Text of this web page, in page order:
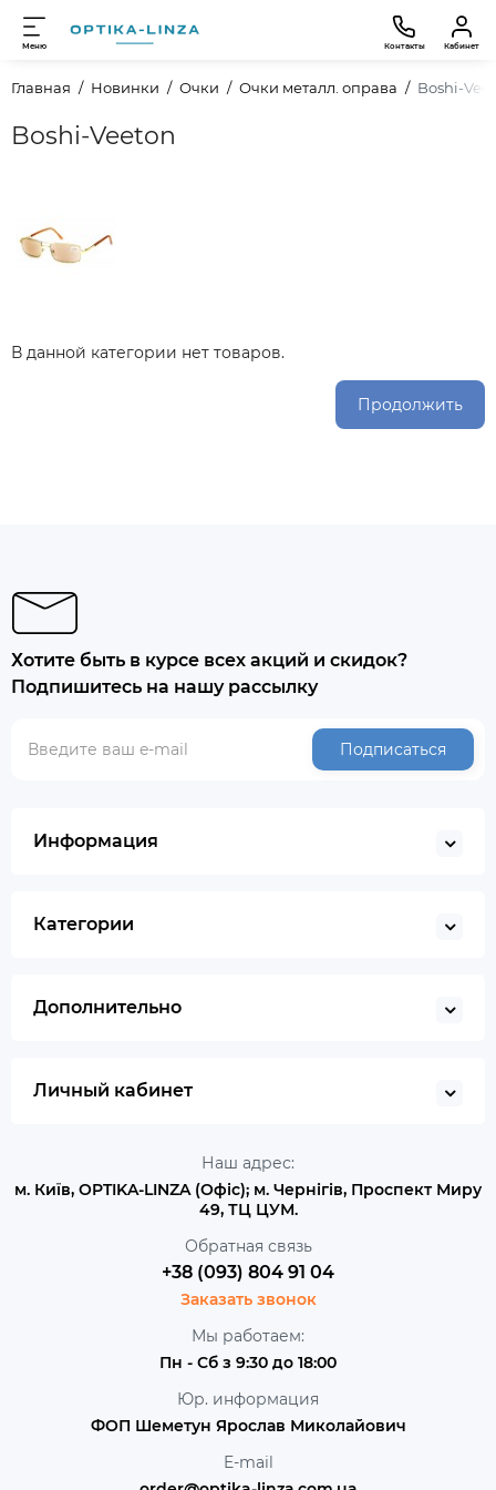
Меню Контакты Кабинет
Главная Новинки Очки Очки металл. оправа Boshi-
Boshi-Veeton
В данной категории нет товаров.
Продолжить
Хотите быть в курсе всех акций и скидок?
Подпишитесь на нашу рассылку
Подписаться
Информация
Категории
Дополнительно
Личный кабинет
Наш адрес:
м. Київ, OPTIKA-LINZA (Офіс); м. Чернігів, Проспект Миру
49, ТЦ ЦУМ.
Обратная связь
+38 (093) 804 91 04
Заказать звонок
Мы работаем:
Пн - Сб з 9:30 до 18:00
Юр. информация
ФОП Шеметун Ярослав Миколайович
E-mail